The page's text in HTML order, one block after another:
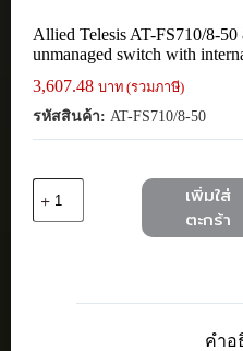
Allied Telesis AT-FS710/8-
unmanaged switch with
3,607.48 บาท (รวมภาษี)
รหัสสินค้า: AT-FS710/8-50
Allied
เพิ่มใส่
ตะกร้า
คำอ